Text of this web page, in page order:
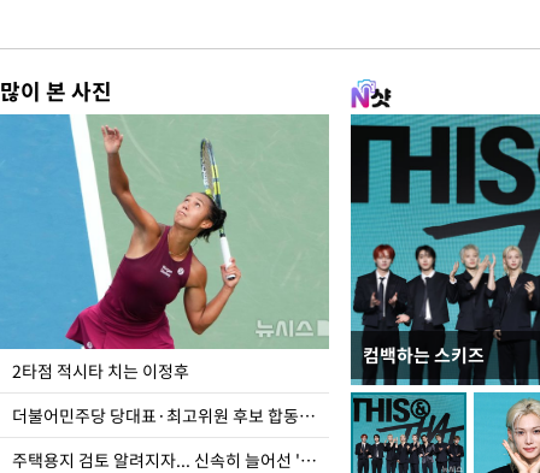
많이 본 사진
2타점 적시타 치는 이정후
더불어민주당 당대표·최고위원 후보 합동연설회
주택용지 검토 알려지자... 신속히 늘어선 '근조화환'
컴백하는 스키즈
청와대 일주일